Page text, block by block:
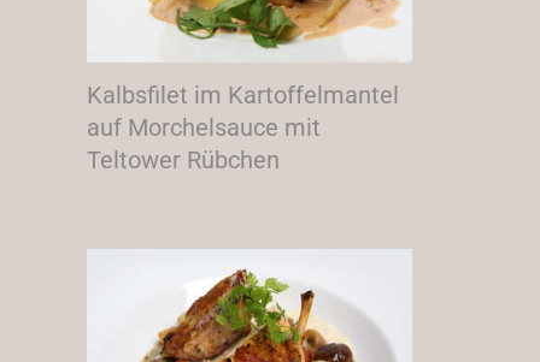
Kalbsfilet im Kartoffelmantel
auf Morchelsauce mit
Teltower Rübchen